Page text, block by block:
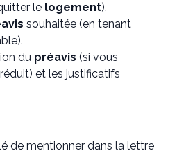
le logement).
souhaitée (en tenant
du préavis (si vous
réduit) et les justificatifs
de mentionner dans la lettre